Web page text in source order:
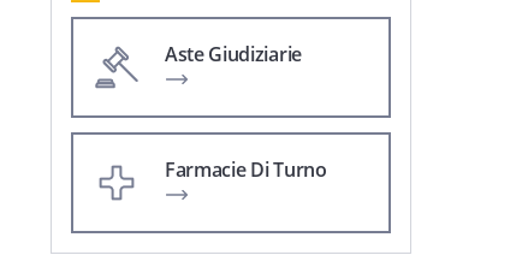
Aste Giudiziarie
Farmacie Di Turno